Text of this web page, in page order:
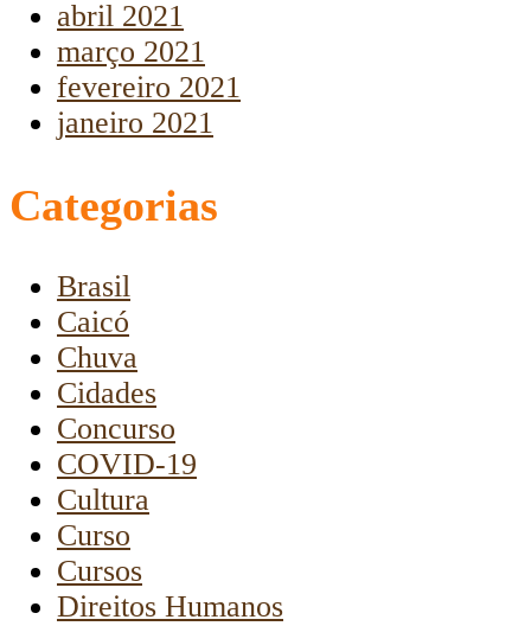
abril 2021
março 2021
fevereiro 2021
janeiro 2021
Categorias
Brasil
Caicó
Chuva
Cidades
Concurso
COVID-19
Cultura
Curso
Cursos
Direitos Humanos